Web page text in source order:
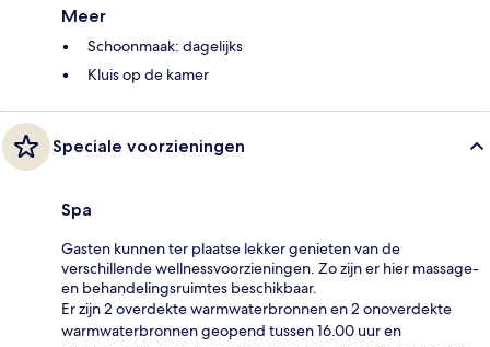
Meer
Schoonmaak: dagelijks
Kluis op de kamer
Speciale voorzieningen
Spa
Gasten kunnen ter plaatse lekker genieten van de
verschillende wellnessvoorzieningen. Zo zijn er hier massage-
en behandelingsruimtes beschikbaar.
Er zijn 2 overdekte warmwaterbronnen en 2 onoverdekte
warmwaterbronnen geopend tussen 16.00 uur en